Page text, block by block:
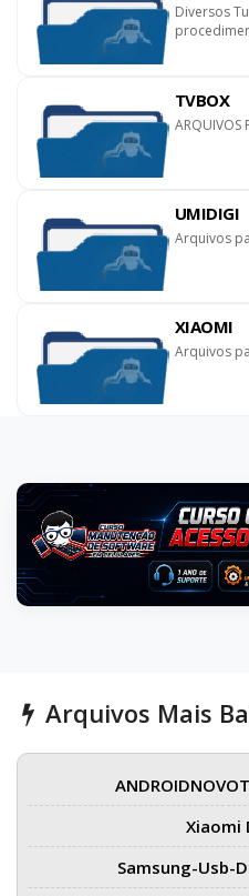
Diversos
TVBOX
ARQUIVOS
UMIDIGI
Arquivos
XIAOMI
Arquivos
Arquivos Mais
Xiaomi
Samsung-Usb-